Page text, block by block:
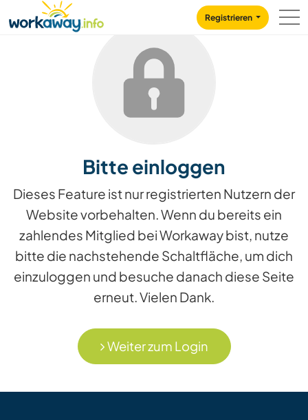
CONTENT
MAIN NAVIGATION
Registrieren
Bitte einloggen
Dieses Feature ist nur registrierten Nutzern der
Website vorbehalten. Wenn du bereits ein
zahlendes Mitglied bei Workaway bist, nutze
bitte die nachstehende Schaltfläche, um dich
einzuloggen und besuche danach diese Seite
erneut. Vielen Dank.
Weiter zum Login